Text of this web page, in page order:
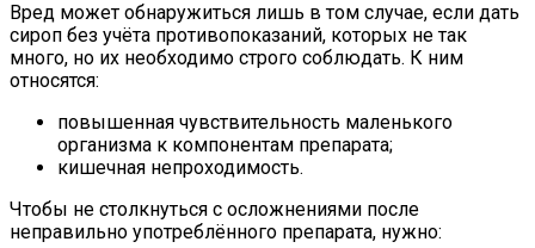
Вред может обнаружиться лишь в том случае, если дать
сироп без учёта противопоказаний, которых не так
много, но их необходимо строго соблюдать. К ним
относятся:
повышенная чувствительность маленького
организма к компонентам препарата;
кишечная непроходимость.
Чтобы не столкнуться с осложнениями после
неправильно употреблённого препарата, нужно: